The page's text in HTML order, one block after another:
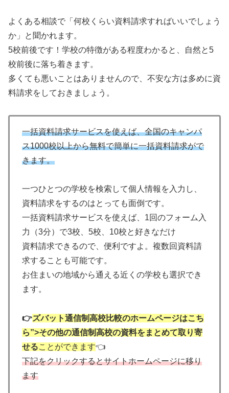
よくある相談で「何校くらい資料請求すればいいでしょう
か」と聞かれます。
5校前後です！学校の特徴がある程度わかると、自然と5
校前後に落ち着きます。
多くても悪いことはありませんので、不安な方は多めに資
料請求をしておきましょう。
一括資料請求サービスを使えば、全国のキャンパ
ス1000校以上から無料で簡単に一括資料請求がで
きます。
一つひとつの学校を検索して個人情報を入力し、
資料請求をするのはとっても面倒です。
一括資料請求サービスを使えば、1回のフォーム入
力（3分）で3校、5校、10校と好きなだけ
資料請求できるので、便利ですよ。複数回資料請
求することも可能です。
お住まいの地域から通える近くの学校も選択でき
ます。
👉ズバット通信制高校比較のホームページはこち
ら”>その他の通信制高校の資料をまとめて取り寄
せることができます👈
下記をクリックするとサイトホームページに移り
ます